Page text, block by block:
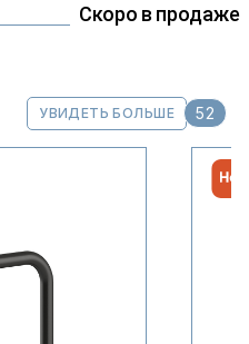
Скоро в продаже
УВИДЕТЬ БОЛЬШЕ 52